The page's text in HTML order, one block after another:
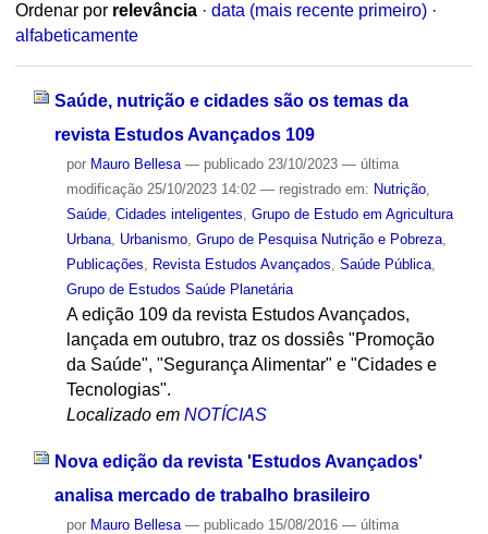
Ordenar por relevância · data (mais recente primeiro) ·
alfabeticamente
Saúde, nutrição e cidades são os temas da
revista Estudos Avançados 109
por Mauro Bellesa — publicado23/10/2023 — última
modificação25/10/2023 14:02 — registrado em: Nutrição,
Saúde, Cidades inteligentes Grupo de Estudo em Agricultura
Urbana, Urbanismo, Grupo de Pesquisa Nutrição e Pobreza,
Publicações
Revista Estudos Avançados Saúde Pública,
Grupo de Estudos Saúde Planetária
A edição 109 da revista Estudos Avançados,
lançada em outubro, traz os dossiês "Promoção
da Saúde", "Segurança Alimentar" e "Cidades e
Tecnologias".
Localizado em NOTÍCIAS
Nova edição da revista 'Estudos Avançados'
analisa mercado de trabalho brasileiro
por Mauro Bellesa — publicado15/08/2016 — última